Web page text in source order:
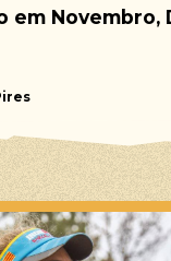
em Novembro,